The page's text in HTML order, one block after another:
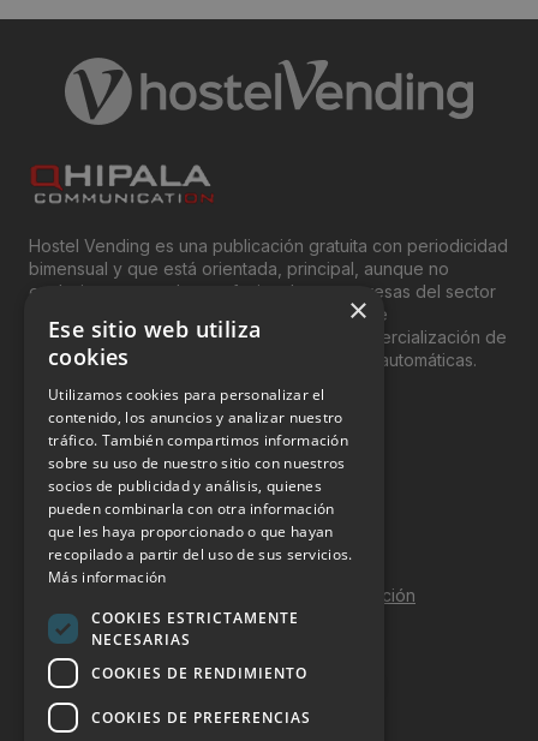
Hostel Vending es una publicación gratuita con periodicidad
bimensual y que está orientada, principal, aunque no
exclusivamente, a los profesionales y empresas del sector
del “Vending”; nombre con el que se conoce
genéricamente entre profesionales a la comercialización de
productos y servicios a través de máquinas automáticas.
INFORMACIÓN LEGAL
Aviso Legal
Política de Privacidad
Política de Cookies
Política de calidad y seguridad de la información
Contacto
×
Ese sitio web utiliza
cookies
Utilizamos cookies para personalizar el
contenido, los anuncios y analizar nuestro
tráfico. También compartimos información
sobre su uso de nuestro sitio con nuestros
socios de publicidad y análisis, quienes
pueden combinarla con otra información
que les haya proporcionado o que hayan
recopilado a partir del uso de sus servicios.
Más información
COOKIES ESTRICTAMENTE
NECESARIAS
COOKIES DE RENDIMIENTO
COOKIES DE PREFERENCIAS